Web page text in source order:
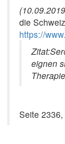
die
https://
Zitat:
eignen
Seite